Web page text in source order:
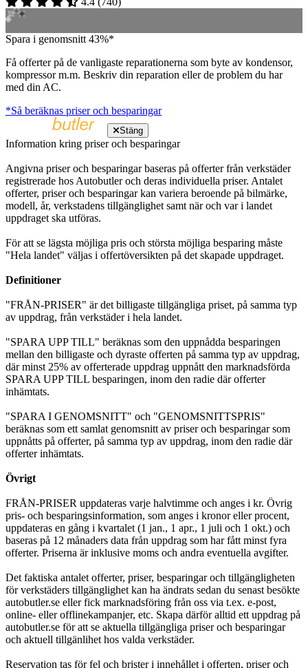
Spara i genomsnitt 43%*
Få offerter på de vanligaste reparationerna som byte av kondensor,
kompressor m.m. Beskriv din reparation eller de problem du har
med din AC.
*Så beräknas priser och besparingar
Stäng
Information kring priser och besparingar
Angivna priser och besparingar baseras på offerter från verkstäder
registrerade hos Autobutler och deras individuella priser. Antalet
offerter, priser och besparingar kan variera beroende på bilmärke,
modell, år, verkstadens tillgänglighet samt när och var i landet
uppdraget ska utföras.
För att se lägsta möjliga pris och största möjliga besparing måste
"Hela landet" väljas i offertöversikten på det skapade uppdraget.
Definitioner
"FRÅN-PRISER" är det billigaste tillgängliga priset, på samma typ
av uppdrag, från verkstäder i hela landet.
"SPARA UPP TILL" beräknas som den uppnådda besparingen
mellan den billigaste och dyraste offerten på samma typ av uppdrag,
där minst 25% av offerterade uppdrag uppnått den marknadsförda
SPARA UPP TILL besparingen, inom den radie där offerter
inhämtats.
"SPARA I GENOMSNITT" och "GENOMSNITTSPRIS"
beräknas som ett samlat genomsnitt av priser och besparingar som
uppnåtts på offerter, på samma typ av uppdrag, inom den radie där
offerter inhämtats.
Övrigt
FRÅN-PRISER uppdateras varje halvtimme och anges i kr. Övrig
pris- och besparingsinformation, som anges i kronor eller procent,
uppdateras en gång i kvartalet (1 jan., 1 apr., 1 juli och 1 okt.) och
baseras på 12 månaders data från uppdrag som har fått minst fyra
offerter. Priserna är inklusive moms och andra eventuella avgifter.
Det faktiska antalet offerter, priser, besparingar och tillgängligheten
för verkstäders tillgänglighet kan ha ändrats sedan du senast besökte
autobutler.se eller fick marknadsföring från oss via t.ex. e-post,
online- eller offlinekampanjer, etc. Skapa därför alltid ett uppdrag på
autobutler.se för att se aktuella tillgängliga priser och besparingar
och aktuell tillgänlihet hos valda verkstäder.
Reservation tas för fel och brister i innehållet i offerten, priser och